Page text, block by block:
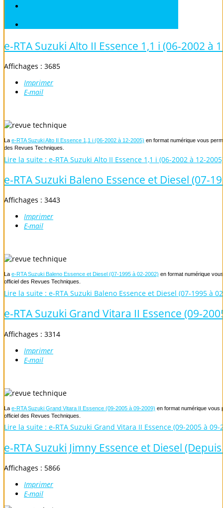
e-RTA Suzuki Alto II Essence 1,1 i (06-2002 à
Affichages : 3685
Imprimer
E-mail
La e-RTA Suzuki Alto II Essence 1,1 i (06-2002 à 12-2005) en format numérique vous
des Revues Techniques.
Lire la suite : e-RTA Suzuki Alto II Essence 1,1 i (06-2002 à 12-
e-RTA Suzuki Baleno Essence et Diesel (07-
Affichages : 3443
Imprimer
E-mail
La e-RTA Suzuki Baleno Essence et Diesel (07-1995 à 02-2002) en format numérique
officiel des Revues Techniques.
Lire la suite : e-RTA Suzuki Baleno Essence et Diesel (07-1995 à
e-RTA Suzuki Grand Vitara II Essence (09-
Affichages : 3314
Imprimer
E-mail
La e-RTA Suzuki Grand Vitara II Essence (09-2005 à 09-2009) en format numérique vous
officiel des Revues Techniques.
Lire la suite : e-RTA Suzuki Grand Vitara II Essence (09-2005 à 09-
e-RTA Suzuki Jimny Essence et Diesel
Affichages : 5866
Imprimer
E-mail